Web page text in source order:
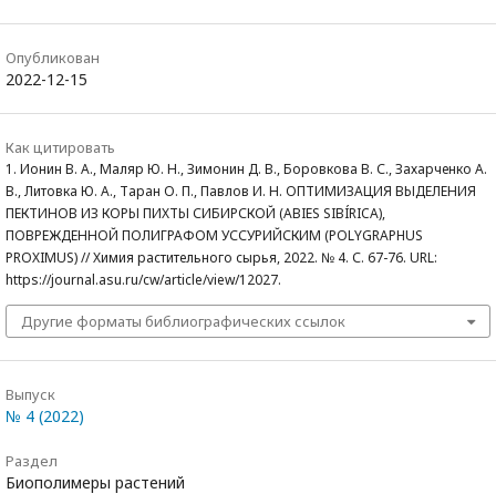
Опубликован
2022-12-15
Как цитировать
1. Ионин В. А., Маляр Ю. Н., Зимонин Д. В., Боровкова В. С., Захарченко А.
В., Литовка Ю. А., Таран О. П., Павлов И. Н. ОПТИМИЗАЦИЯ ВЫДЕЛЕНИЯ
ПЕКТИНОВ ИЗ КОРЫ ПИХТЫ СИБИРСКОЙ (ABIES SIBÍRICA),
ПОВРЕЖДЕННОЙ ПОЛИГРАФОМ УССУРИЙСКИМ (POLYGRAPHUS
PROXIMUS) // Химия растительного сырья, 2022. № 4. С. 67-76. URL:
https://journal.asu.ru/cw/article/view/12027.
Другие форматы библиографических ссылок
Выпуск
№ 4 (2022)
Раздел
Биополимеры растений